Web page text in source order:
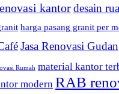
kantordesain
harga pasang granit per
Jasa Renovasi
Rumah material kantor
modern RAB